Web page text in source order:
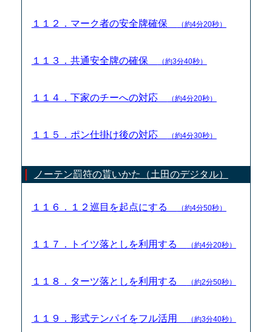
１１２．マーク者の安全牌確保 （約4分20秒）
１１３．共通安全牌の確保 （約3分40秒）
１１４．下家のチーへの対応 （約4分20秒）
１１５．ポン仕掛け後の対応 （約4分30秒）
ノーテン罰符の貰いかた（土田のデジタル）
１１６．１２巡目を起点にする （約4分50秒）
１１７．トイツ落としを利用する （約4分20秒）
１１８．ターツ落としを利用する （約2分50秒）
１１９．形式テンパイをフル活用 （約3分40秒）